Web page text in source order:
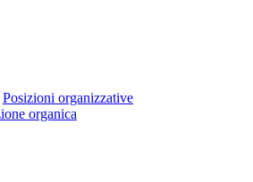
Posizioni organizzative
organica